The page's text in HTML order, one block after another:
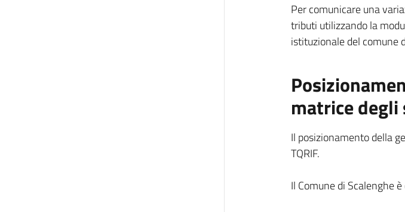
Per comunicare una
tributi utilizzando la
istituzionale del comune
matrice
Il posizionamento della
TQRIF.
Il Comune di Scalenghe